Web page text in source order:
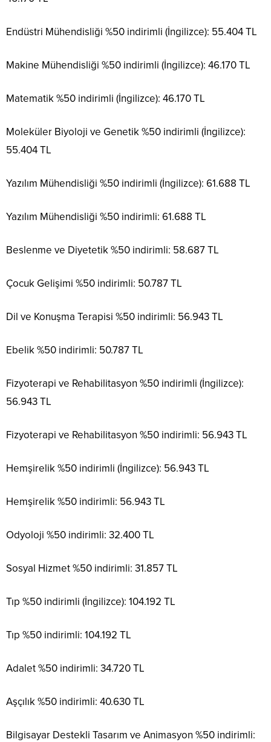
Endüstri Mühendisliği %50 indirimli (İngilizce): 55.404 TL
Makine Mühendisliği %50 indirimli (İngilizce): 46.170 TL
Matematik %50 indirimli (İngilizce): 46.170 TL
Moleküler Biyoloji ve Genetik %50 indirimli (İngilizce):
55.404 TL
Yazılım Mühendisliği %50 indirimli (İngilizce): 61.688 TL
Yazılım Mühendisliği %50 indirimli: 61.688 TL
Beslenme ve Diyetetik %50 indirimli: 58.687 TL
Çocuk Gelişimi %50 indirimli: 50.787 TL
Dil ve Konuşma Terapisi %50 indirimli: 56.943 TL
Ebelik %50 indirimli: 50.787 TL
Fizyoterapi ve Rehabilitasyon %50 indirimli (İngilizce):
56.943 TL
Fizyoterapi ve Rehabilitasyon %50 indirimli: 56.943 TL
Hemşirelik %50 indirimli (İngilizce): 56.943 TL
Hemşirelik %50 indirimli: 56.943 TL
Odyoloji %50 indirimli: 32.400 TL
Sosyal Hizmet %50 indirimli: 31.857 TL
Tıp %50 indirimli (İngilizce): 104.192 TL
Tıp %50 indirimli: 104.192 TL
Adalet %50 indirimli: 34.720 TL
Aşçılık %50 indirimli: 40.630 TL
Bilgisayar Destekli Tasarım ve Animasyon %50 indirimli: